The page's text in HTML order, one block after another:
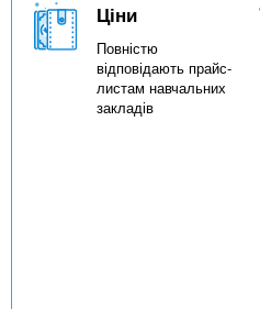
Ціни
Повністю
відповідають прайс-
листам навчальних
закладів